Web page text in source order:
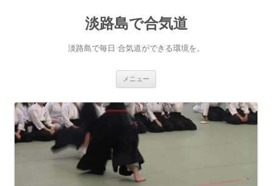
淡路島で合気道
淡路島で毎日 合気道ができる環境を。
メニュー